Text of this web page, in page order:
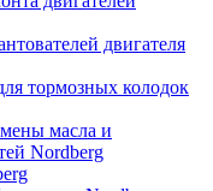
двигателя
тормозных колодок
масла и
Nordberg